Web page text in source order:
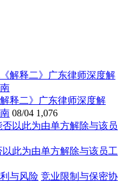
释二》广东律师深度解
08/04 1,076
此为由单方解除与该员工
竞业限制与保密协